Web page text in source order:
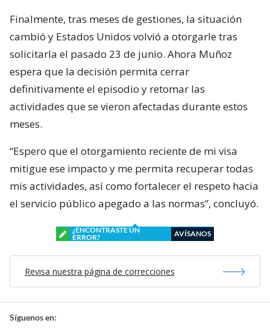
Finalmente, tras meses de gestiones, la situación
cambió y Estados Unidos volvió a otorgarle tras
solicitarla el pasado 23 de junio. Ahora Muñoz
espera que la decisión permita cerrar
definitivamente el episodio y retomar las
actividades que se vieron afectadas durante estos
meses.
“Espero que el otorgamiento reciente de mi visa
mitigue ese impacto y me permita recuperar todas
mis actividades, así como fortalecer el respeto hacia
el servicio público apegado a las normas”, concluyó.
¿ENCONTRASTE UN
ERROR?
AVÍSANOS
Revisa nuestra página de correcciones
Síguenos en: